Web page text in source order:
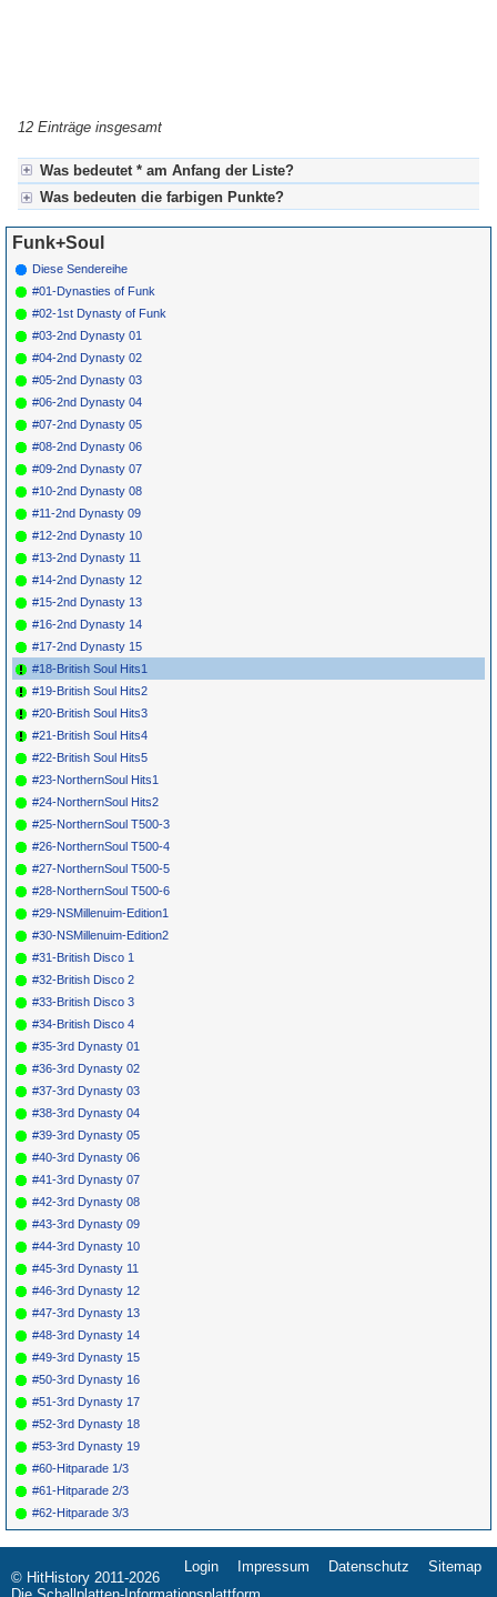
12 Einträge insgesamt
Was bedeutet * am Anfang der Liste?
* heißt in diesem Fall, dass die Songstory bereits fertig gestellt ist.
Was bedeuten die farbigen Punkte?
Für Axel's Songstories:
Grün = fertig produzierte Sendung (=abgeschlossen)
Grün! = besonders interessante Sendung (=nicht versäumen)
Gelb = ist derzeit in Bearbeitung
Blau = Beschreibungstext (keine Sendung)
Funk+Soul
Diese Sendereihe
#01-Dynasties of Funk
#02-1st Dynasty of Funk
#03-2nd Dynasty 01
#04-2nd Dynasty 02
#05-2nd Dynasty 03
#06-2nd Dynasty 04
#07-2nd Dynasty 05
#08-2nd Dynasty 06
#09-2nd Dynasty 07
#10-2nd Dynasty 08
#11-2nd Dynasty 09
#12-2nd Dynasty 10
#13-2nd Dynasty 11
#14-2nd Dynasty 12
#15-2nd Dynasty 13
#16-2nd Dynasty 14
#17-2nd Dynasty 15
#18-British Soul Hits1
#19-British Soul Hits2
#20-British Soul Hits3
#21-British Soul Hits4
#22-British Soul Hits5
#23-NorthernSoul Hits1
#24-NorthernSoul Hits2
#25-NorthernSoul T500-3
#26-NorthernSoul T500-4
#27-NorthernSoul T500-5
#28-NorthernSoul T500-6
#29-NSMillenuim-Edition1
#30-NSMillenuim-Edition2
#31-British Disco 1
#32-British Disco 2
#33-British Disco 3
#34-British Disco 4
#35-3rd Dynasty 01
#36-3rd Dynasty 02
#37-3rd Dynasty 03
#38-3rd Dynasty 04
#39-3rd Dynasty 05
#40-3rd Dynasty 06
#41-3rd Dynasty 07
#42-3rd Dynasty 08
#43-3rd Dynasty 09
#44-3rd Dynasty 10
#45-3rd Dynasty 11
#46-3rd Dynasty 12
#47-3rd Dynasty 13
#48-3rd Dynasty 14
#49-3rd Dynasty 15
#50-3rd Dynasty 16
#51-3rd Dynasty 17
#52-3rd Dynasty 18
#53-3rd Dynasty 19
#60-Hitparade 1/3
#61-Hitparade 2/3
#62-Hitparade 3/3
Navigation
überspringen
Login Impressum Datenschutz Sitemap
© HitHistory 2011-2026